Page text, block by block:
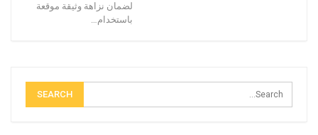
لضمان نزاهة وثيقة موقعة
باستخدام…